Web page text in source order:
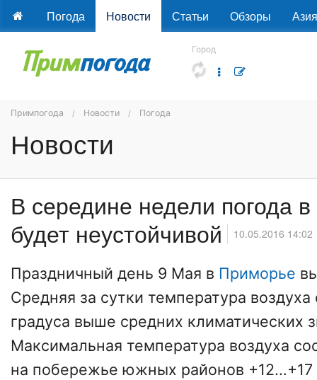
Погода Новости Статьи Обзоры Азия
Город
Примпогода Новости Погода
Новости
В середине недели погода
будет неустойчивой
10.05.2016 14:02
Праздничный день 9 Мая в Приморье
Средняя за сутки температура воздуха
градуса выше средних климатических
Максимальная температура воздуха
на побережье южных районов